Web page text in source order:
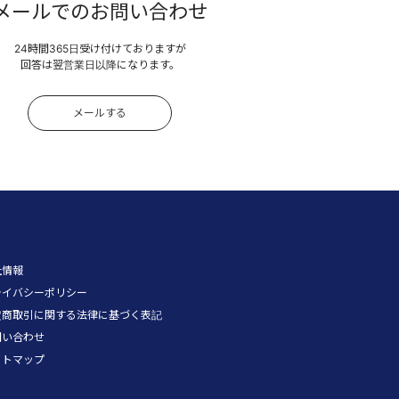
ールでのお問い合わせ
24時間365日受け付けておりますが
回答は翌営業日以降になります。
メールする
報
バシーポリシー
取引に関する法律に基づく表記
合わせ
マップ